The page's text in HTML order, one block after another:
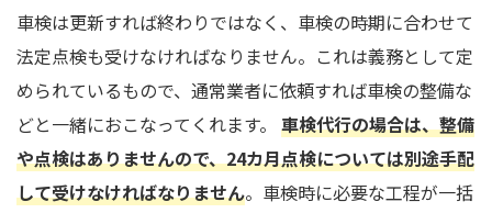
車検は更新すれば終わりではなく、車検の時期に合わせて
法定点検も受けなければなりません。これは義務として定
められているもので、通常業者に依頼すれば車検の整備な
どと一緒におこなってくれます。 車検代行の場合は、整備
や点検はありませんので、24カ月点検については別途手配
して受けなければなりません。車検時に必要な工程が一括